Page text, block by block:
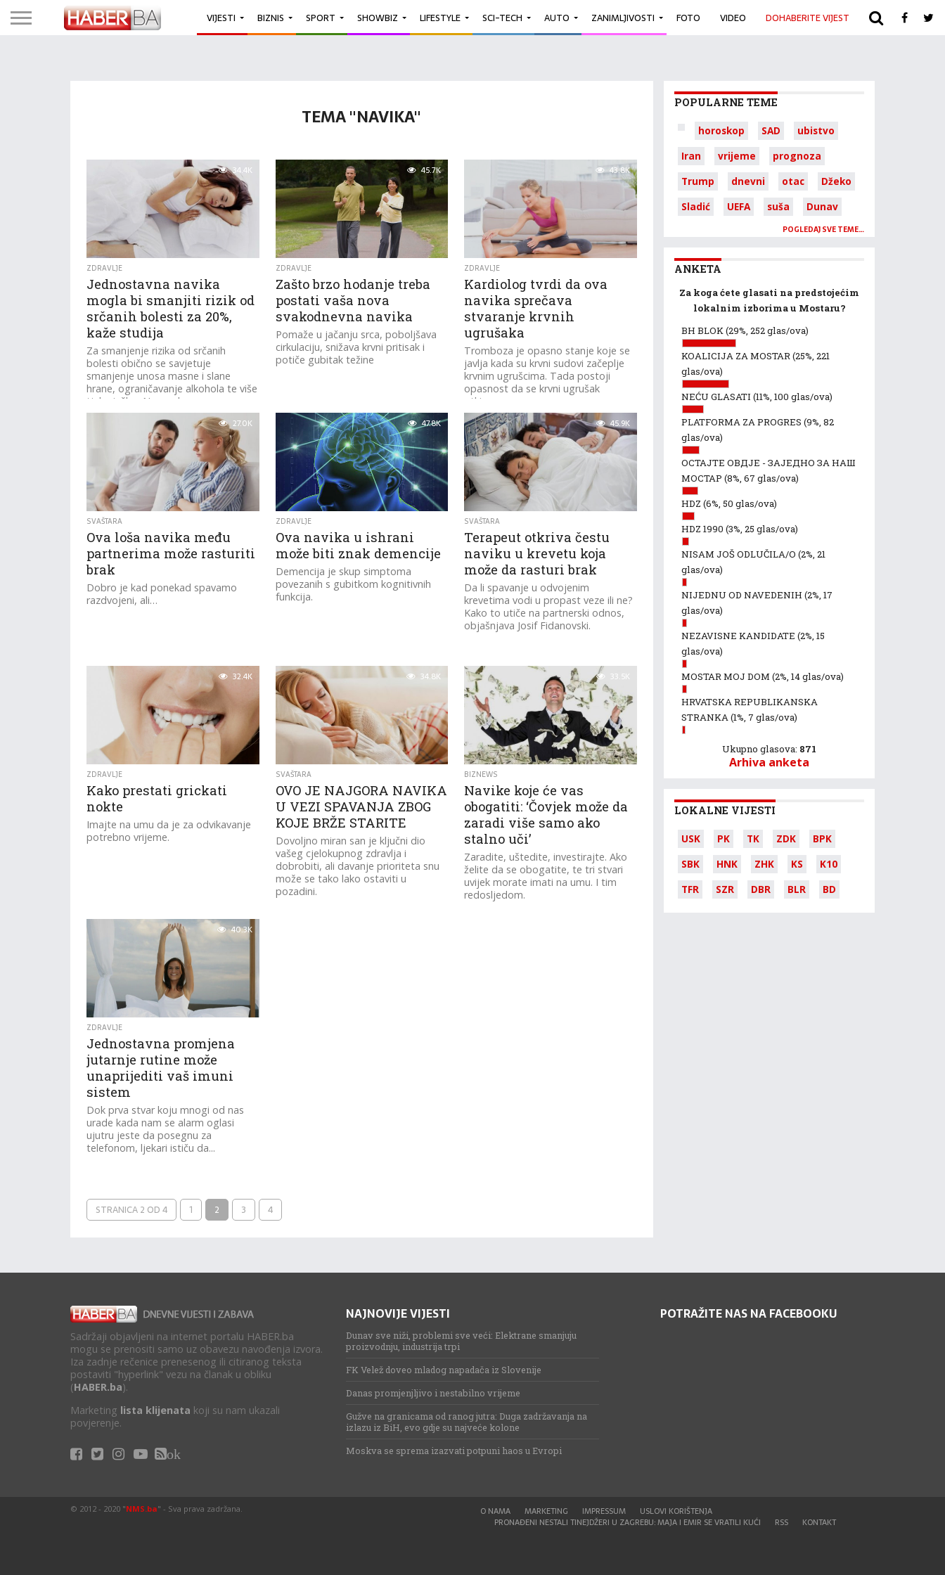
VIJESTI BIZNIS SPORT SHOWBIZ LIFESTYLE SCI-TECH AUTO ZANIMLJIVOSTI FOTO VIDEO DOHABERITE VIJEST ARHIVA
TEMA "NAVIKA"
34.4K
ZDRAVLJE
Jednostavna navika
mogla bi smanjiti rizik od
srčanih bolesti za 20%,
kaže studija
Za smanjenje rizika od srčanih
bolesti obično se savjetuje
smanjenje unosa masne i slane
hrane, ograničavanje alkohola te više
tjelovježbe. No, nedavno...
45.7K
ZDRAVLJE
Zašto brzo hodanje treba
postati vaša nova
svakodnevna navika
Pomaže u jačanju srca, poboljšava
cirkulaciju, snižava krvni pritisak i
potiče gubitak težine
43.8K
ZDRAVLJE
Kardiolog tvrdi da ova
navika sprečava
stvaranje krvnih
ugrušaka
Tromboza je opasno stanje koje se
javlja kada su krvni sudovi začeplje
krvnim ugrušcima. Tada postoji
opasnost da se krvni ugrušak
otkine...
27.0K
SVAŠTARA
Ova loša navika među
partnerima može rasturiti
brak
Dobro je kad ponekad spavamo
razdvojeni, ali…
47.8K
ZDRAVLJE
Ova navika u ishrani
može biti znak demencije
Demencija je skup simptoma
povezanih s gubitkom kognitivnih
funkcija.
45.9K
SVAŠTARA
Terapeut otkriva čestu
naviku u krevetu koja
može da rasturi brak
Da li spavanje u odvojenim
krevetima vodi u propast veze ili ne?
Kako to utiče na partnerski odnos,
objašnjava Josif Fidanovski.
32.4K
ZDRAVLJE
Kako prestati grickati
nokte
Imajte na umu da je za odvikavanje
potrebno vrijeme.
34.8K
SVAŠTARA
OVO JE NAJGORA NAVIKA
U VEZI SPAVANJA ZBOG
KOJE BRŽE STARITE
Dovoljno miran san je ključni dio
vašeg cjelokupnog zdravlja i
dobrobiti, ali davanje prioriteta snu
može se tako lako ostaviti u
pozadini.
33.5K
BIZNEWS
Navike koje će vas
obogatiti: ‘Čovjek može da
zaradi više samo ako
stalno uči’
Zaradite, uštedite, investirajte. Ako
želite da se obogatite, te tri stvari
uvijek morate imati na umu. I tim
redosljedom.
40.3K
ZDRAVLJE
Jednostavna promjena
jutarnje rutine može
unaprijediti vaš imuni
sistem
Dok prva stvar koju mnogi od nas
urade kada nam se alarm oglasi
ujutru jeste da posegnu za
telefonom, ljekari ističu da...
STRANICA 2 OD 4 1 2 3 4
POPULARNE TEME
horoskop SAD
ubistvo
Iran
vrijeme
prognoza
Trump
dnevni otac
Džeko
Sladić
UEFA suša Dunav
POGLEDAJ SVE TEME…
ANKETA
Za koga ćete glasati na predstojećim
lokalnim izborima u Mostaru?
BH BLOK(29%, 252 glas/ova)
KOALICIJA ZA MOSTAR(25%, 221
glas/ova)
NEĆU GLASATI (11%, 100 glas/ova)
PLATFORMA ZA PROGRES (9%, 82
glas/ova)
ОСТАЈТЕ ОВДЈЕ - ЗАЈЕДНО ЗА НАШ
МОСТАР (8%, 67 glas/ova)
HDZ (6%, 50 glas/ova)
HDZ 1990 (3%, 25 glas/ova)
NISAM JOŠ ODLUČILA/O (2%, 21
glas/ova)
NIJEDNU OD NAVEDENIH (2%, 17
glas/ova)
NEZAVISNE KANDIDATE (2%, 15
glas/ova)
MOSTAR MOJ DOM (2%, 14 glas/ova)
HRVATSKA REPUBLIKANSKA
STRANKA(1%, 7 glas/ova)
Ukupno glasova: 871
Arhiva anketa
LOKALNE VIJESTI
USK PK TK ZDK
BPK
SBK
HNK ZHK KS
K10
TFR
SZR DBR BLR BD
Sadržaji objavljeni na internet portalu HABER.ba
mogu se prenositi samo uz obavezu navođenja izvora.
Iza zadnje rečenice prenesenog ili citiranog teksta
postaviti "hyperlink" vezu na članak u obliku
(HABER.ba).
Marketing lista klijenata koji su nam ukazali
povjerenje.
ok
NAJNOVIJE VIJESTI
Dunav sve niži, problemi sve veći: Elektrane smanjuju
proizvodnju, industrija trpi
FK Velež doveo mladog napadača iz Slovenije
Danas promjenjljivo i nestabilno vrijeme
Gužve na granicama od ranog jutra: Duga zadržavanja na
izlazu iz BiH, evo gdje su najveće kolone
Moskva se sprema izazvati potpuni haos u Evropi
POTRAŽITE NAS NA FACEBOOKU
O NAMA MARKETING IMPRESSUM
USLOVI KORIŠTENJA
PRONAĐENI NESTALI TINEJDŽERI U ZAGREBU: MAJA I EMIR SE VRATILI KUĆI
RSS KONTAKT
© 2012 - 2020 "NMS.ba" - Sva prava zadržana.